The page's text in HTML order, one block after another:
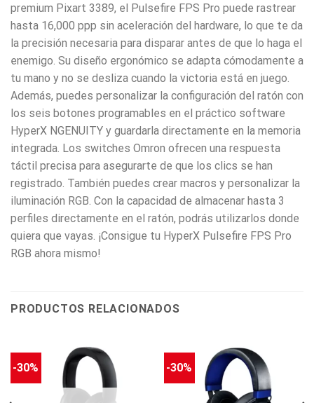
premium Pixart 3389, el Pulsefire FPS Pro puede rastrear
hasta 16,000 ppp sin aceleración del hardware, lo que te da
la precisión necesaria para disparar antes de que lo haga el
enemigo. Su diseño ergonómico se adapta cómodamente a
tu mano y no se desliza cuando la victoria está en juego.
Además, puedes personalizar la configuración del ratón con
los seis botones programables en el práctico software
HyperX NGENUITY y guardarla directamente en la memoria
integrada. Los switches Omron ofrecen una respuesta
táctil precisa para asegurarte de que los clics se han
registrado. También puedes crear macros y personalizar la
iluminación RGB. Con la capacidad de almacenar hasta 3
perfiles directamente en el ratón, podrás utilizarlos donde
quiera que vayas. ¡Consigue tu HyperX Pulsefire FPS Pro
RGB ahora mismo!
PRODUCTOS RELACIONADOS
-30% -30%